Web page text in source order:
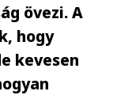
övezi. A
hogy
kevesen